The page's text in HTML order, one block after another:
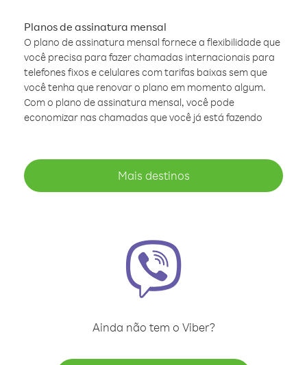
Planos de assinatura mensal
O plano de assinatura mensal fornece a flexibilidade que
você precisa para fazer chamadas internacionais para
telefones fixos e celulares com tarifas baixas sem que
você tenha que renovar o plano em momento algum.
Com o plano de assinatura mensal, você pode
economizar nas chamadas que você já está fazendo
Mais destinos
Ainda não tem o Viber?